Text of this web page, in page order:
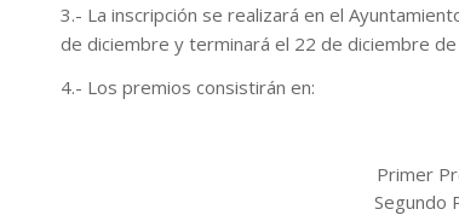
3.- La inscripción se realizará en el
de diciembre y terminará el 22 de diciembre
4.- Los premios consistirán en:
Primer
Segundo